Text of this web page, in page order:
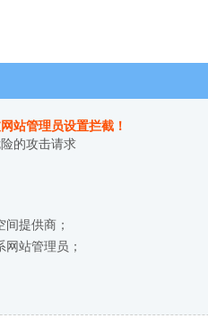
站管理员设置拦截！
的攻击请求
提供商；
站管理员；